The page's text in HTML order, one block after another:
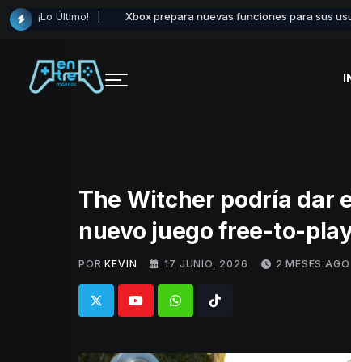
Skip
to
¡Lo Último! Xbox prepara nuevas funciones para sus
The Witcher podría dar
nuevo juego free-to-
POR KEVIN 17 JUNIO, 2026 2 MESES AGO
WhatsappTiktok